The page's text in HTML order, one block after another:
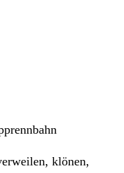
klönen,